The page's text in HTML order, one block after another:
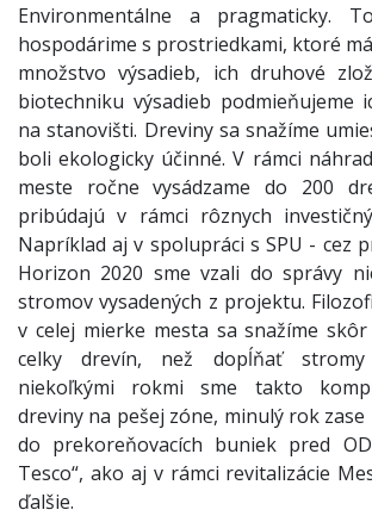
Environmentálne a pragmaticky.
hospodárime s prostriedkami, ktoré
množstvo výsadieb, ich druhové
biotechniku výsadieb podmieňujeme
na stanovišti. Dreviny sa snažíme
boli ekologicky účinné. V rámci
meste ročne vysádzame do 200
pribúdajú v rámci rôznych
Napríklad aj v spolupráci s SPU - cez
Horizon 2020 sme vzali do správy
stromov vysadených z projektu.
v celej mierke mesta sa snažíme skôr
celky drevín, než dopĺňať stromy
niekoľkými rokmi sme takto
dreviny na pešej zóne, minulý rok
do prekoreňovacích buniek pred
Tesco“, ako aj v rámci revitalizácie
ďalšie.